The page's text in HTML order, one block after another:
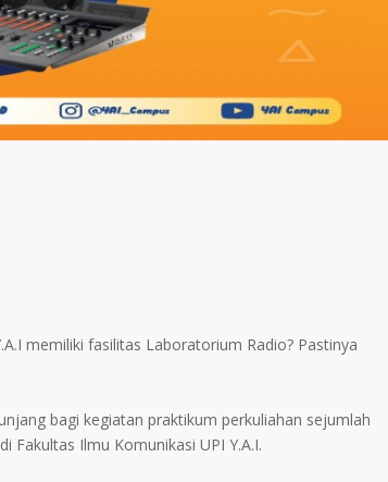
memiliki fasilitas Laboratorium Radio? Pastinya
bagi kegiatan praktikum perkuliahan sejumlah
Fakultas Ilmu Komunikasi UPI Y.A.I.